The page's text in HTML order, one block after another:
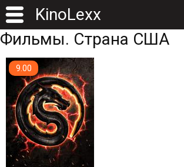
KinoLexx
Фильмы. Страна США
9.00